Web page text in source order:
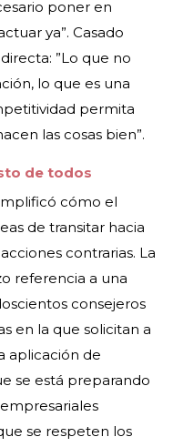
poner en
ya”. Casado
”Lo que no
lo que es una
permita
las cosas bien”.
de todos
cómo el
de transitar hacia
contrarias. La
referencia a una
consejeros
en la que solicitan a
aplicación de
se está preparando
se respeten los